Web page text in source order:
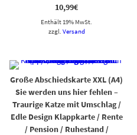
10,99€
Enthält 19% MwSt.
zzgl. Versand
Große Abschiedskarte XXL (A4)
Sie werden uns hier fehlen –
Traurige Katze mit Umschlag /
Edle Design Klappkarte / Rente
/ Pension / Ruhestand /